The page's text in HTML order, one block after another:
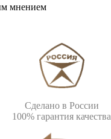
мнением
Сделано в России
100% гарантия качества